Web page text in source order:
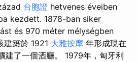
台胞證 hetvenes éveiben
kezdett. 1878-ban siker
és 970 méter mélységben
築於 1921 大雅按摩 年形成現在
建了一個酒廳。 1979年，匈牙利